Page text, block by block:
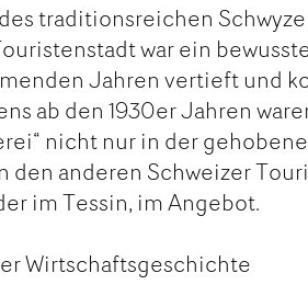
traditionsreichen
war ein
Jahren vertieft und
ab den 1930er Jahren
nicht nur in der
den anderen Schweizer
im Tessin, im Angebot.
Wirtschaftsgeschichte